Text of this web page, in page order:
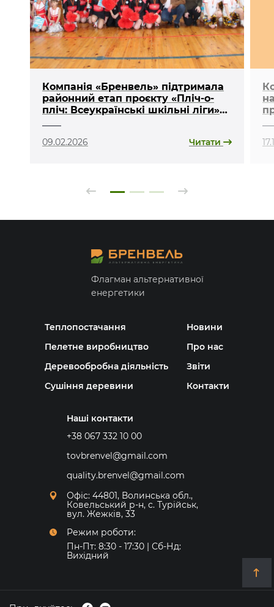
Компанія «Бренвель» підтримала
районний етап проєкту «Пліч-о-
пліч: Всеукраїнські шкільні ліги»
09.02.2026 Читати
Флагман альтернативної
енергетики
Теплопостачання
Пелетне виробництво
Деревообробна діяльність
Сушіння деревини
Новини
Про нас
Звіти
Контакти
Наші контакти
+38 067 332 10 00
tovbrenvel@gmail.com
quality.brenvel@gmail.com
Офіс: 44801, Волинська обл.,
Ковельський р-н, с. Турійськ,
вул. Жежків, 33
Режим роботи:
Пн-Пт: 8:30 - 17:30 | Сб-Нд:
Вихідний